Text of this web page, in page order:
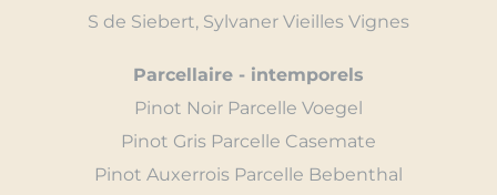
S de Siebert, Sylvaner Vieilles Vignes
Parcellaire - intemporels
Pinot Noir Parcelle Voegel
Pinot Gris Parcelle Casemate
Pinot Auxerrois Parcelle Bebenthal